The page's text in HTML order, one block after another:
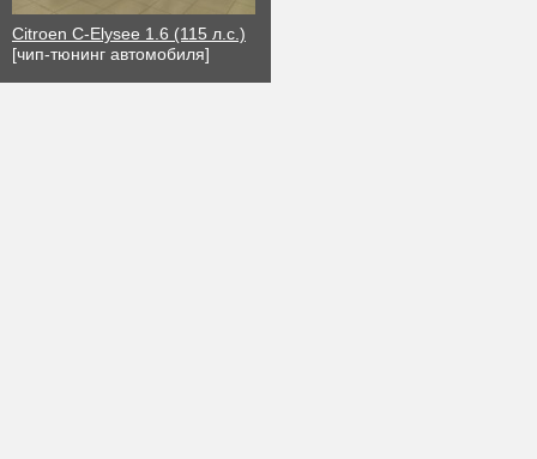
Citroen C-Elysee 1.6 (115 л.с.)
[чип-тюнинг автомобиля]